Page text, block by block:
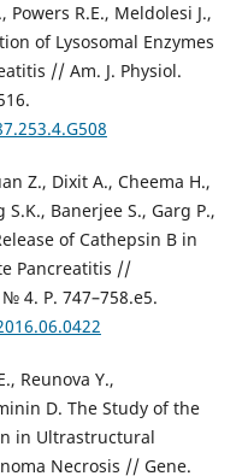
R.E., Meldolesi J.,
of Lysosomal Enzymes
// Am. J. Physiol.
Z., Dixit A., Cheema H.,
S.K., Banerjee S., Garg P.,
of Cathepsin B in
Pancreatitis //
4. P. 747–758.e5.
Reunova Y.,
D. The Study of the
in Ultrastructural
Necrosis // Gene.